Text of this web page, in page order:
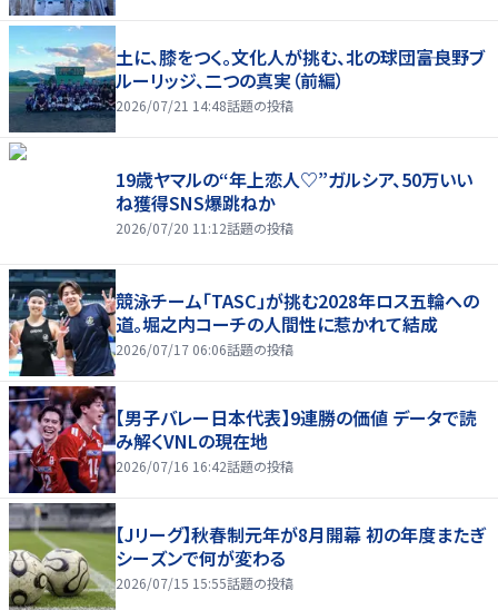
土に、膝をつく。文化人が挑む、北の球団――富良野ブ
ルーリッジ、二つの真実（前編）
2026/07/21 14:48話題の投稿
19歳ヤマルの“年上恋人♡”ガルシア、50万いい
ね獲得SNS爆跳ねか
2026/07/20 11:12話題の投稿
競泳チーム「TASC」が挑む2028年ロス五輪への
道。堀之内コーチの人間性に惹かれて結成
2026/07/17 06:06話題の投稿
【男子バレー日本代表】9連勝の価値 データで読
み解くVNLの現在地
2026/07/16 16:42話題の投稿
【Jリーグ】秋春制元年が8月開幕 初の年度またぎ
シーズンで何が変わる
2026/07/15 15:55話題の投稿